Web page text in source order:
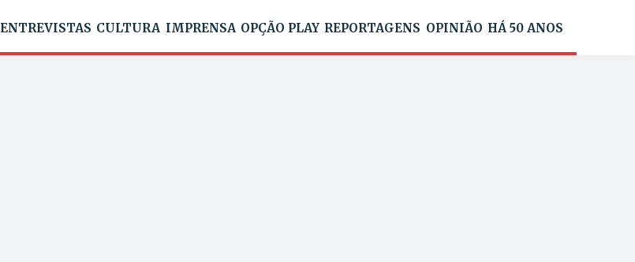
ENTREVISTAS CULTURA IMPRENSA OPÇÃO PLAY REPORTAGENS OPINIÃO HÁ 50 ANOS